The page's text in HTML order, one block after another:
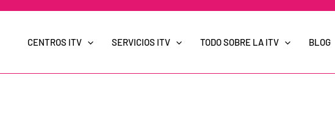
CENTROS ITV SERVICIOS ITV TODO SOBRE LA ITV BLOG